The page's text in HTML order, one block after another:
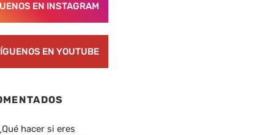
EN INSTAGRAM
EN YOUTUBE
hacer si eres